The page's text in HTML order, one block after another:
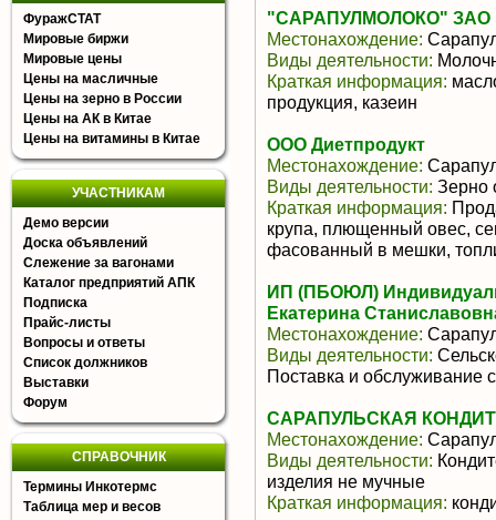
ФуражСТАТ
Мировые биржи
Мировые цены
Цены на масличные
Цены на зерно в России
Цены на АК в Китае
Цены на витамины в Китае
УЧАСТНИКАМ
Демо версии
Доска объявлений
Слежение за вагонами
Каталог предприятий АПК
Подписка
Прайс-листы
Вопросы и ответы
Список должников
Выставки
Форум
СПРАВОЧНИК
Термины Инкотермс
Таблица мер и весов
"САРАПУЛМОЛОКО" ЗАО
Местонахождение:
Виды деятельности:
Краткая информация:
продукция, казеин
ООО Диетпродукт
Местонахождение:
Виды деятельности: Зерно
Краткая информация:
крупа, плющенный овес,
фасованный в мешки,
ИП (ПБОЮЛ)
Екатерина
Местонахождение:
Виды деятельности:
Поставка и обслуживание
САРАПУЛЬСКАЯ
Местонахождение:
Виды деятельности:
изделия не мучные
Краткая информация: